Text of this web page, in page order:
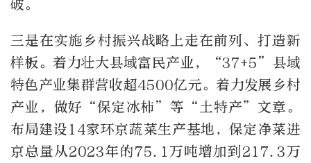
破。
三是在实施乡村振兴战略上走在前列、打造新
样板。着力壮大县域富民产业，“37+5”县域
特色产业集群营收超4500亿元。着力发展乡村
产业，做好“保定冰柿”等“土特产”文章。
布局建设14家环京蔬菜生产基地，保定净菜进
京总量从2023年的75.1万吨增加到217.3万